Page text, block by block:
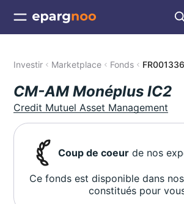
Investir Marketplace Fonds
CM-AM Monéplus IC2
Credit Mutuel Asset Management
Coup de coeur de nos
Ce fonds est disponible dans
constitués pour